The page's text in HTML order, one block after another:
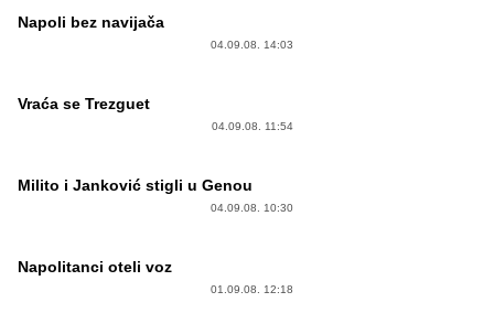
Napoli bez navijača
04.09.08. 14:03
Vraća se Trezguet
04.09.08. 11:54
Milito i Janković stigli u Genou
04.09.08. 10:30
Napolitanci oteli voz
01.09.08. 12:18